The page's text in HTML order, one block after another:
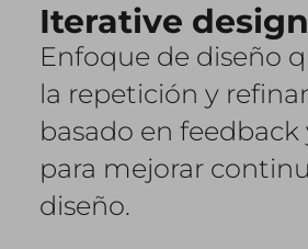
Iterative design
Enfoque de diseño
la repetición y
basado en feedback
para mejorar
diseño.